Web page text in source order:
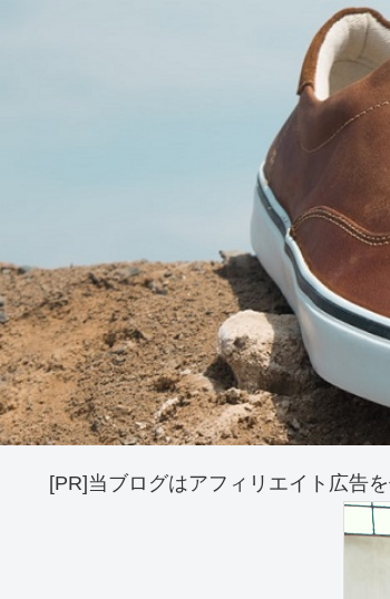
[PR]当ブログはアフィリエイト広告